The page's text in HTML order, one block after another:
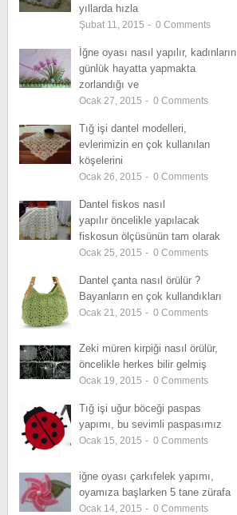
yıllarda hızla
Şubat 11, 2015 - 0 Comments
İğne oyası nasıl yapılır, kadınların
günlük hayatta yapmakta
zorlandığı ve
Ocak 27, 2015 - 0 Comments
Tığ işi dantel modelleri,
evlerimizin en çok kullanılan
köşelerini
Ocak 26, 2015 - 0 Comments
Dantel fiskos nasıl
yapılır öncelikle yapılacak
fiskosun ölçüsünün tam olarak
Ocak 25, 2015 - 0 Comments
Dantel çanta nasıl örülür ?
Bayanların en çok kullandıkları
Ocak 21, 2015 - 0 Comments
Zeki müren kirpiği nasıl örülür,
öncelikle herkes bilir gelmiş
Ocak 19, 2015 - 0 Comments
Tığ işi uğur böceği paspas
yapımı, bu sevimli paspasımız
Ocak 15, 2015 - 0 Comments
iğne oyası çarkıfelek yapımı,
oyamıza başlarken 5 tane zürafa
Ocak 14, 2015 - 0 Comments